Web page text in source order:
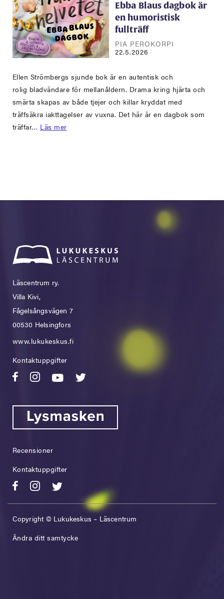
Ebba Blaus dagbok är
en humoristisk
fullträff
PIA PEROKORPI
22.5.2026
Ellen Strömbergs sjunde bok är en autentisk och
rolig bladvändare för mellanåldern. Drama kring hjärta och
smärta skapas av både tjejer och killar kryddat med
träffsäkra iakttagelser av vuxna. Det här är en dagbok som
träffar… Läs mer
Läscentrum ry.
Villa Kivi,
Fågelsångsvägen 7
00530 Helsingfors
www.lukukeskus.fi
Kontaktuppgifter
Recensioner
Kontaktuppgifter
Copyright © Lukukeskus – Läscentrum
Ändra ditt samtycke